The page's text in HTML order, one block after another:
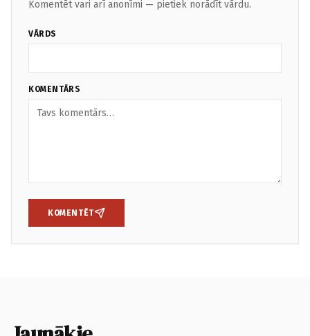
Komentēt vari arī anonīmi — pietiek norādīt vārdu.
VĀRDS
KOMENTĀRS
KOMENTĒT